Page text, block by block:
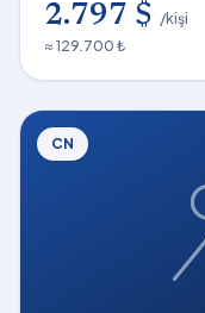
2.797 $ /kişi
≈ 129.700 ₺
CN